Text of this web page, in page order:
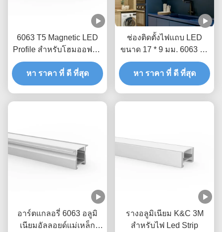
6063 T5 Magnetic LED
Profile สำหรับโฮมออฟฟิศ
Art Gallery
หา ราคา ที่ ดี ที่สุด
ช่องติดตั้งไฟแถบ LED
ขนาด 17 * 9 มม. 6063 T5
Aluminium Profile
หา ราคา ที่ ดี ที่สุด
อาร์ตแกลอรี่ 6063 อลูมิ
เนียมอัลลอยด์แม่เหล็ก
รางอลูมิเนียม K&C 3M
สำหรับไฟ Led Strip